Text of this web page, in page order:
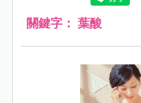
關鍵字： 葉酸